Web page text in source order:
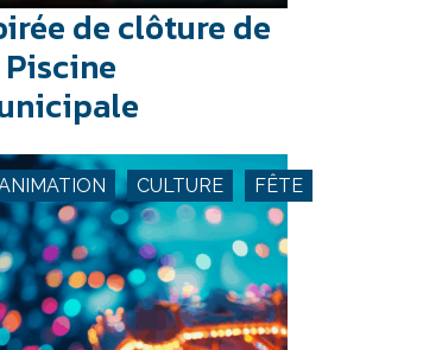
de clôture de
CULTURE FÊTE